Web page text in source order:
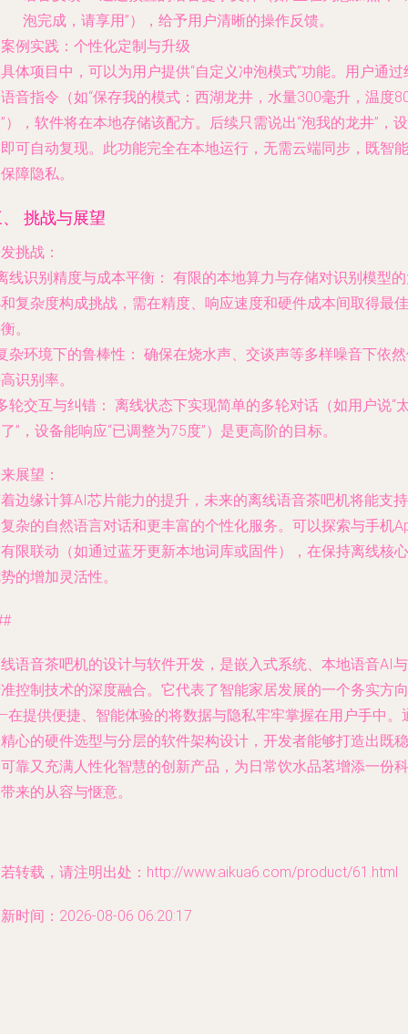
泡完成，请享用”），给予用户清晰的操作反馈。
例实践：个性化定制与升级
体项目中，可以为用户提供“自定义冲泡模式”功能。用户通过
音指令（如“保存我的模式：西湖龙井，水量300毫升，温度
），软件将在本地存储该配方。后续只需说出“泡我的龙井”，设
可自动复现。此功能完全在本地运行，无需云端同步，既智能
障隐私。
挑战与展望
挑战：
线识别精度与成本平衡： 有限的本地算力与存储对识别模型
复杂度构成挑战，需在精度、响应速度和硬件成本间取得最佳
。
杂环境下的鲁棒性： 确保在烧水声、交谈声等多样噪音下依
识别率。
轮交互与纠错： 离线状态下实现简单的多轮对话（如用户说“
”，设备能响应“已调整为75度”）是更高阶的目标。
展望：
边缘计算AI芯片能力的提升，未来的离线语音茶吧机将能支持
杂的自然语言对话和更丰富的个性化服务。可以探索与手机
限联动（如通过蓝牙更新本地词库或固件），在保持离线核心
的增加灵活性。
语音茶吧机的设计与软件开发，是嵌入式系统、本地语音AI与
控制技术的深度融合。它代表了智能家居发展的一个务实方向
提供便捷、智能体验的将数据与隐私牢牢掌握在用户手中。
心的硬件选型与分层的软件架构设计，开发者能够打造出既稳
靠又充满人性化智慧的创新产品，为日常饮水品茗增添一份科
来的从容与惬意。
转载，请注明出处：http://www.aikua6.com/product/61.html
时间：2026-08-06 06:20:17